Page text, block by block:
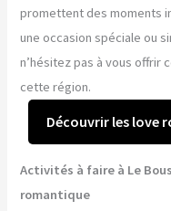
promettent des moments
une occasion spéciale ou
n’hésitez pas à vous
cette région.
Découvrir les love
Activités à faire à Le
romantique